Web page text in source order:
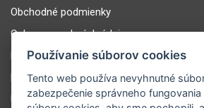
Obchodné podmienky
Ochrana osobných údajov
Prevádzkovateľ
Dozorný orgán obchodu
Uplatnenie reklamácie
Používanie súborov cookies
Tento web používa nevyhnutné
zabezpečenie správneho